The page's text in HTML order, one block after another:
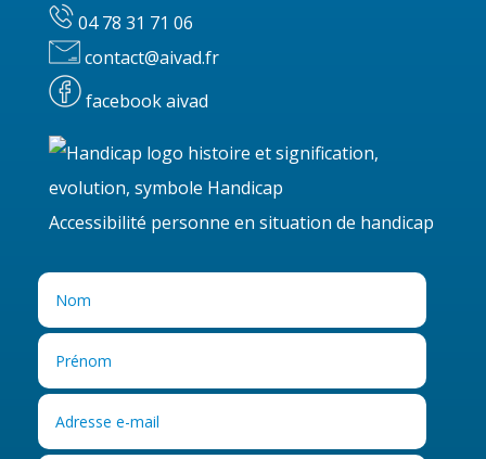
04 78 31 71 06
contact@aivad.fr
facebook aivad
Accessibilité personne en situation de handicap